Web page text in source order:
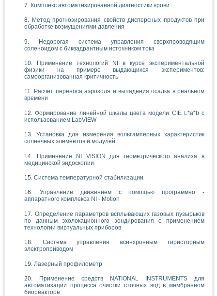
Комплекс автоматизированной диагностики крови
Метод прогнозирования свойств дисперсных продуктов при
обработке возмущениями давления
Недорогая система управления сверхпроводящим
соленоидом с биквадрантным источником тока
Применение технологий NI в курсе экспериментальной
физики на примере выдающихся экспериментов:
самоорганизованная критичность
Расчет переноса аэрозоля и выпадения осадка в реальном
времени
Формирование линейной шкалы цвета модели CIE L*a*b с
использованием LabVIEW
Установка для измерения вольтамперных характеристик
солнечных элементов и модулей
Применение NI VISION для геометрического анализа в
медицинской эндоскопии
Система температурной стабилизации
Управление движением с помощью программно -
аппаратного комплекса NI - Motion
Определение параметров всплывающих газовых пузырьков
по данным эхолокационного зондирования с применением
технологии виртуальных приборов
Система управления асинхронным тиристорным
электроприводом
Лазерный профилометр
Применение средств NATIONAL INSTRUMENTS для
автоматизации процесса очистки сточных вод в мембранном
биореакторе